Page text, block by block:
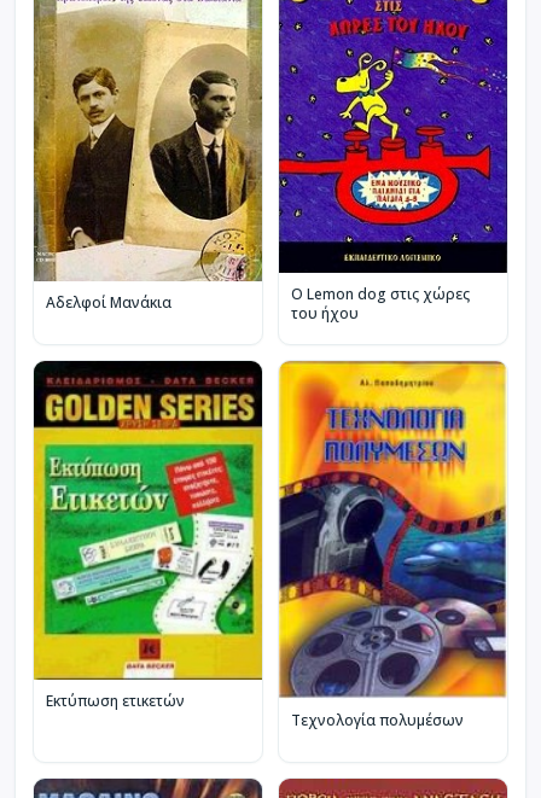
Αδελφοί Μανάκια
Ο Lemon dog στις χώρες
του ήχου
Εκτύπωση ετικετών
Τεχνολογία πολυμέσων